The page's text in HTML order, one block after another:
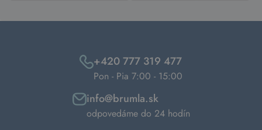
+420 777 319 477
Pon - Pia 7:00 - 15:00
info@brumla.sk
odpovedáme do 24 hodín